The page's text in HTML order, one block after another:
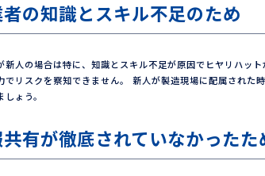
の知識とスキル不足のため
新人の場合は特に、知識とスキル不足が原因でヒヤリハッ
でリスクを察知できません。 新人が製造現場に配属された
ょう。
有が徹底されていなかったた